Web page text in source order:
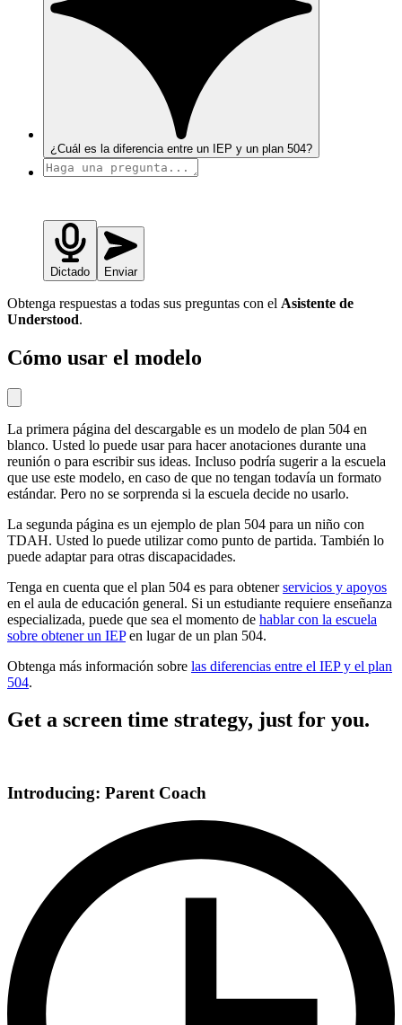
¿Cuál es la diferencia entre un IEP y un plan 504?
Dictado Enviar
Obtenga respuestas a todas sus preguntas con el Asistente de
Understood.
Cómo usar el modelo
La primera página del descargable es un modelo de plan 504 en
blanco. Usted lo puede usar para hacer anotaciones durante una
reunión o para escribir sus ideas. Incluso podría sugerir a la escuela
que use este modelo, en caso de que no tengan todavía un formato
estándar. Pero no se sorprenda si la escuela decide no usarlo.
La segunda página es un ejemplo de plan 504 para un niño con
TDAH. Usted lo puede utilizar como punto de partida. También lo
puede adaptar para otras discapacidades.
Tenga en cuenta que el plan 504 es para obtenerservicios y apoyos
en el aula de educación general. Si un estudiante requiere enseñanza
especializada, puede que sea el momento de hablar con la escuela
sobre obtener un IEPen lugar de un plan 504.
Obtenga más información sobre las diferencias entre el IEP y el plan
504.
Get a screen time strategy, just for you.
Introducing: Parent Coach